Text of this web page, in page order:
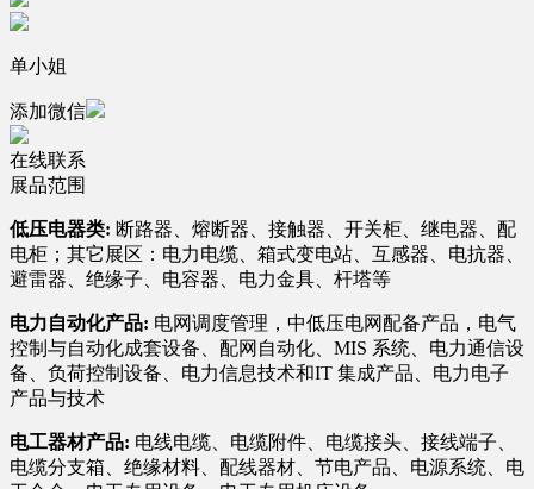
单小姐
添加微信
在线联系
展品范围
低压电器类: 断路器、熔断器、接触器、开关柜、继电器、配
电柜；其它展区：电力电缆、箱式变电站、互感器、电抗器、
避雷器、绝缘子、电容器、电力金具、杆塔等
电力自动化产品: 电网调度管理，中低压电网配备产品，电气
控制与自动化成套设备、配网自动化、MIS 系统、电力通信设
备、负荷控制设备、电力信息技术和IT 集成产品、电力电子
产品与技术
电工器材产品: 电线电缆、电缆附件、电缆接头、接线端子、
电缆分支箱、绝缘材料、配线器材、节电产品、电源系统、电